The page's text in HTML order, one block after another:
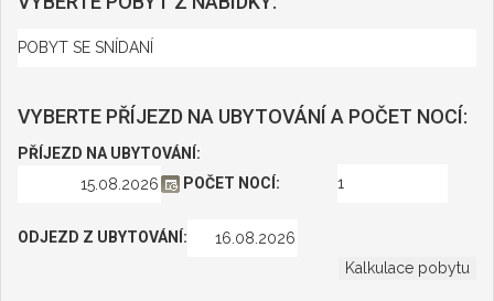
VYBERTE PŘÍJEZD NA UBYTOVÁNÍ A POČET NOCÍ:
PŘÍJEZD NA UBYTOVÁNÍ:
POČET NOCÍ:
ODJEZD Z UBYTOVÁNÍ: